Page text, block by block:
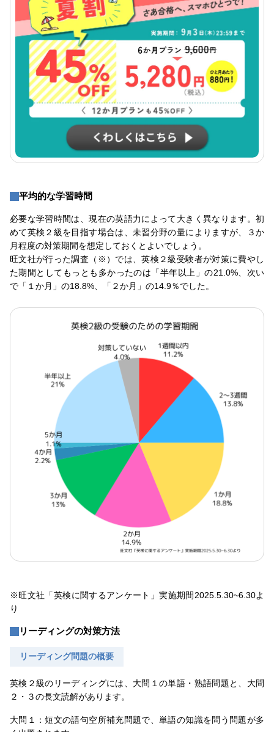
平均的な学習時間
必要な学習時間は、現在の英語力によって大きく異なります。初
めて英検２級を目指す場合は、未習分野の量によりますが、３か
月程度の対策期間を想定しておくとよいでしょう。
旺文社が行った調査（※）では、英検２級受験者が対策に費やし
た期間としてもっとも多かったのは「半年以上」の21.0%、次い
で「１か月」の18.8%、「２か月」の14.9％でした。
※旺文社「英検に関するアンケート」実施期間2025.5.30~6.30よ
り
リーディングの対策方法
リーディング問題の概要
英検２級のリーディングには、大問１の単語・熟語問題と、大問
２・３の長文読解があります。
大問１：短文の語句空所補充問題で、単語の知識を問う問題が多